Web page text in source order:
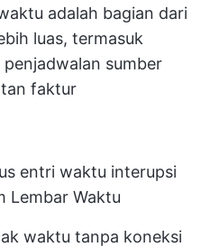
adalah bagian dari
luas, termasuk
sumber
faktur
entri waktu interupsi
Lembar Waktu
waktu tanpa koneksi